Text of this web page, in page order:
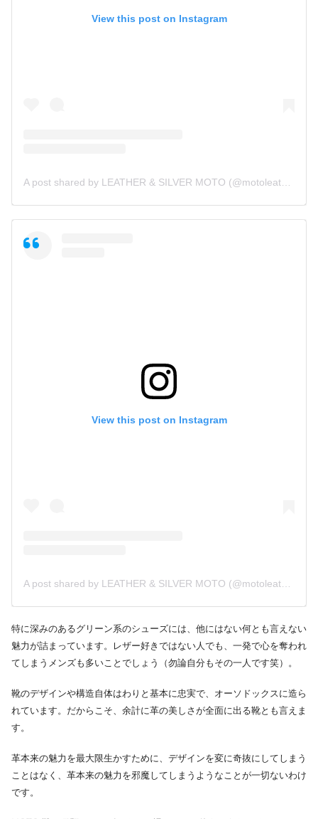
View this post on Instagram
A post shared by LEATHER & SILVER MOTO (@motoleather)
View this post on Instagram
特に深みのあるグリーン系のシューズには、他にはない何とも言えない
魅力が詰まっています。レザー好きではない人でも、一発で心を奪われ
てしまうメンズも多いことでしょう（勿論自分もその一人です笑）。
靴のデザインや構造自体はわりと基本に忠実で、オーソドックスに造ら
れています。だからこそ、余計に革の美しさが全面に出る靴とも言えま
す。
革本来の魅力を最大限生かすために、デザインを変に奇抜にしてしまう
ことはなく、革本来の魅力を邪魔してしまうようなことが一切ないわけ
です。